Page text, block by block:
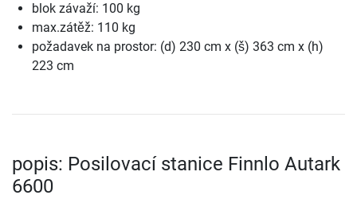
blok závaží: 100 kg
max.zátěž: 110 kg
požadavek na prostor: (d) 230 cm x (š) 363 cm x (h)
223 cm
popis: Posilovací stanice Finnlo Autark
6600